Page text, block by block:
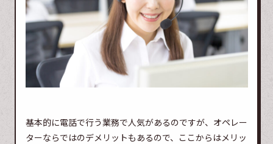
基本的に電話で行う業務で人気があるのですが、オペレー
ターならではのデメリットもあるので、ここからはメリッ